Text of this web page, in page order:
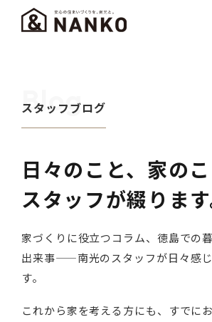
Blog
スタッフブログ
日々のこと、家のこ
スタッフが綴ります
家づくりに役立つコラム、徳島での
出来事——南光のスタッフが日々感
す。
これから家を考える方にも、すでに